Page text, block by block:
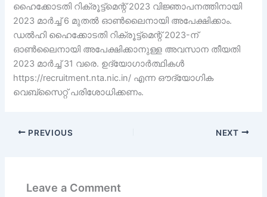
ഹൈക്കോടതി റിക്രൂട്ട്‌മെന്റ് 2023 വിജ്ഞാപനത്തിനായി
2023 മാർച്ച് 6 മുതൽ ഓൺലൈനായി അപേക്ഷിക്കാം.
ഡൽഹി ഹൈക്കോടതി റിക്രൂട്ട്‌മെന്റ് 2023-ന്
ഓൺലൈനായി അപേക്ഷിക്കാനുള്ള അവസാന തീയതി
2023 മാർച്ച് 31 വരെ. ഉദ്യോഗാർത്ഥികൾ
https://recruitment.nta.nic.in/ എന്ന ഔദ്യോഗിക
വെബ്സൈറ്റ് പരിശോധിക്കണം.
PREVIOUS NEXT
Leave a Comment